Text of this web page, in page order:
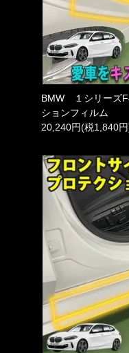
BMW １シリーズ
ションフィルム
20,240円(税1,840